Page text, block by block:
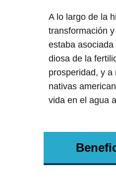
A lo largo de la
transformación
estaba
diosa de la
prosperidad, y
nativas
vida en el agua